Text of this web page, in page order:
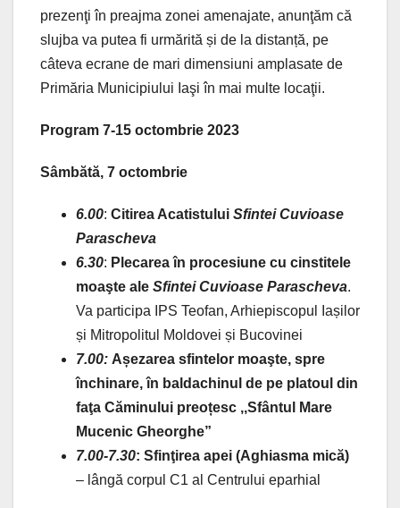
prezenţi în preajma zonei amenajate, anunţăm că
slujba va putea fi urmărită și de la distanță, pe
câteva ecrane de mari dimensiuni amplasate de
Primăria Municipiului Iaşi în mai multe locaţii.
Program 7-15 octombrie 2023
Sâmbătă, 7 octombrie
6.00: Citirea Acatistului Sfintei Cuvioase
Parascheva
6.30: Plecarea în procesiune cu cinstitele
moaşte ale Sfintei Cuvioase Parascheva.
Va participa IPS Teofan, Arhiepiscopul Iașilor
și Mitropolitul Moldovei și Bucovinei
7.00: Așezarea sfintelor moaşte, spre
închinare, în baldachinul de pe platoul din
faţa Căminului preoțesc ,,Sfântul Mare
Mucenic Gheorghe”
7.00-7.30: Sfinţirea apei (Aghiasma mică)
– lângă corpul C1 al Centrului eparhial